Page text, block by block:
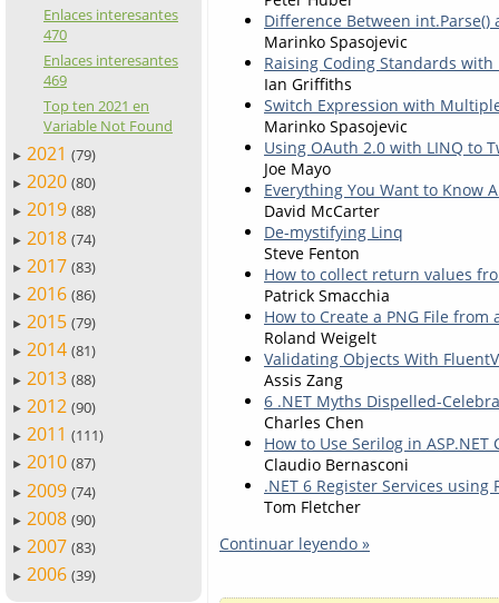
Enlaces interesantes
470
Enlaces interesantes
469
Top ten 2021 en
Variable Not Found
► 2021 (79)
► 2020 (80)
► 2019 (88)
► 2018 (74)
► 2017 (83)
► 2016 (86)
► 2015 (79)
► 2014 (81)
► 2013 (88)
► 2012 (90)
► 2011 (111)
► 2010 (87)
► 2009 (74)
► 2008 (90)
► 2007 (83)
► 2006 (39)
Difference Between int.Parse()
Marinko Spasojevic
Raising Coding Standards with
Ian Griffiths
Switch Expression with
Marinko Spasojevic
Using OAuth 2.0 with LINQ to
Joe Mayo
Everything You Want to Know
David McCarter
De-mystifying Linq
Steve Fenton
How to collect return values
Patrick Smacchia
How to Create a PNG File from
Roland Weigelt
Validating Objects With
Assis Zang
6 .NET Myths Dispelled-
Charles Chen
How to Use Serilog in ASP.NET
Claudio Bernasconi
.NET 6 Register Services using
Tom Fletcher
Continuar leyendo »